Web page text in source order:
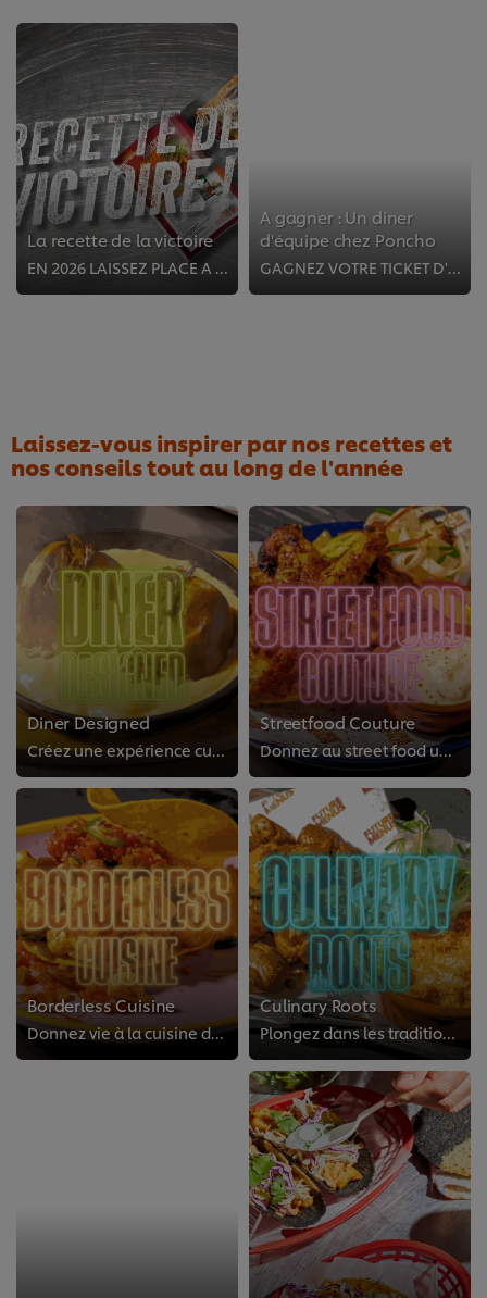
La recette de la victoire
EN 2026 LAISSEZ PLACE A VOTRE CREATIVITE
A gagner : Un diner
d'équipe chez Poncho
GAGNEZ VOTRE TICKET D'EQUIPE
Laissez-vous inspirer par nos recettes et
nos conseils tout au long de l'année
Diner Designed
Créez une expérience culinaire sur mesure grâce à des plats personnalisables et des options interactives. Répondez aux goûts et...
Streetfood Couture
Donnez au street food une touche raffinée en mettant l’accent sur le savoir-faire, l’origine et le storytelling. Faites vivre l...
Borderless Cuisine
Donnez vie à la cuisine du monde avec des saveurs authentiques et du savoir-faire. Laissez les plats s’exprimer à travers leurs...
Culinary Roots
Plongez dans les traditions culinaires régionales avec des recettes authentiques, des ingrédients du terroir et des savoir-fair...